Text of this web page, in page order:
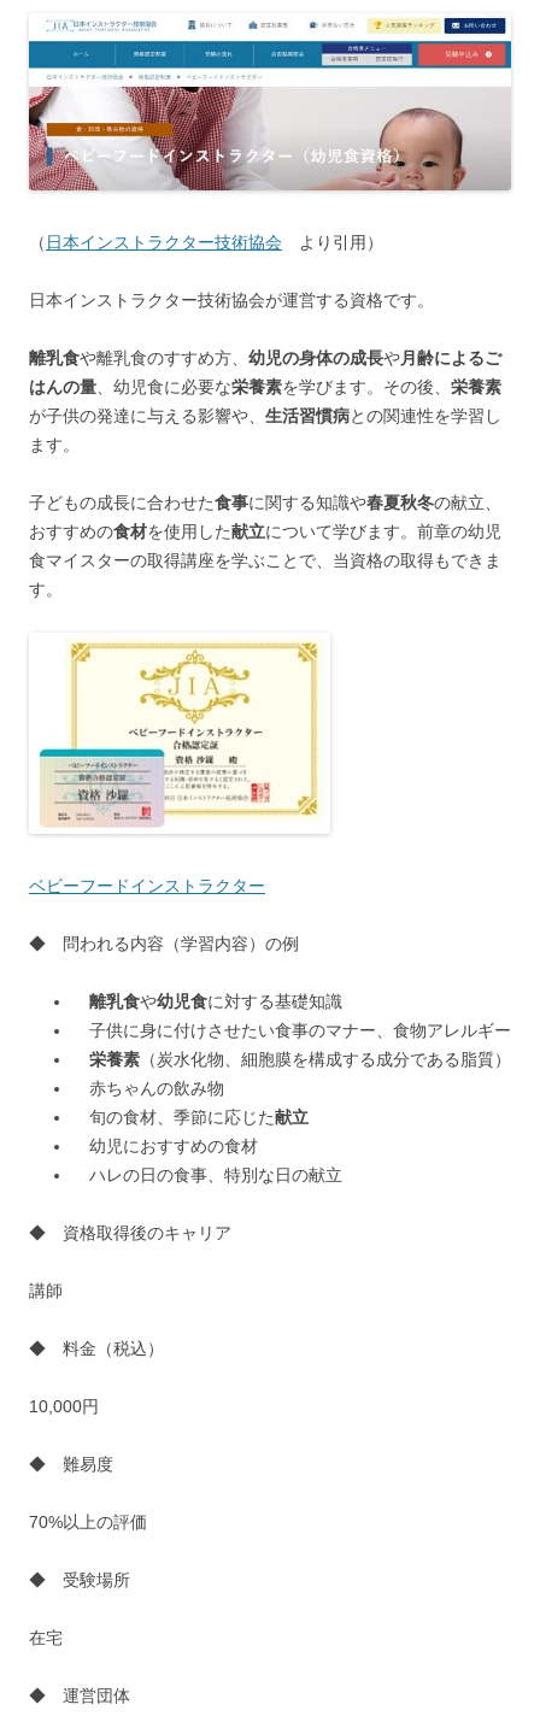
（ 日本インストラクター技術協会 より引用）
日本インストラクター技術協会が運営する資格です。
離乳食や離乳食のすすめ方、 幼児の身体の成長や月齢によるご
はんの量 、幼児食に必要な栄養素を学びます。その後、 栄養素
が子供の発達に与える影響や、 生活習慣病との関連性を学習し
ます。
子どもの成長に合わせた食事に関する知識や春夏秋冬の献立、
おすすめの食材を使用した献立について学びます。前章の幼児
食マイスターの取得講座を学ぶことで、当資格の取得もできま
す。
ベビーフードインストラクター
◆ 問われる内容（学習内容）の例
離乳食や幼児食に対する基礎知識
子供に身に付けさせたい食事のマナー、食物アレルギー
栄養素 （炭水化物、細胞膜を構成する成分である脂質）
赤ちゃんの飲み物
旬の食材、季節に応じた献立
幼児におすすめの食材
ハレの日の食事、特別な日の献立
◆ 資格取得後のキャリア
講師
◆ 料金（税込）
10,000円
◆ 難易度
70%以上の評価
◆ 受験場所
在宅
◆ 運営団体